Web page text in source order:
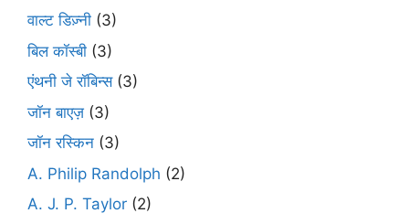
वाल्ट डिज़्नी (3)
बिल कॉस्बी (3)
एंथनी जे रॉबिन्स(3)
जॉन बाएज़ (3)
जॉन रस्किन (3)
A. Philip Randolph (2)
A. J. P. Taylor (2)